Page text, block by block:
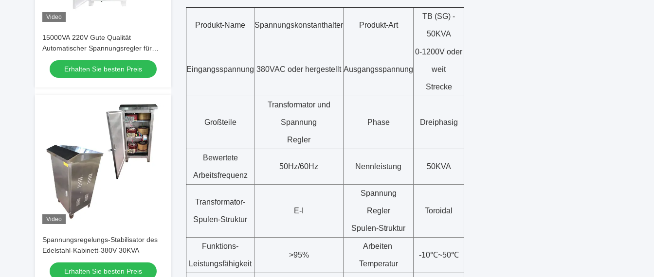
Video
15000VA 220V Gute Qualität
Automatischer Spannungsregler für
Einphasenelektrische Geräte
Erhalten Sie besten Preis
Video
Spannungsregelungs-Stabilisator des
Edelstahl-Kabinett-380V 30KVA
Erhalten Sie besten Preis
Produkt-Name Spannungskonstanthalter Produkt-Art
TB (SG) -
50KVA
Eingangsspannung 380VAC oder hergestellt Ausgangsspannung
0-1200V oder
weit
Strecke
Großteile
Transformator und
Spannung
Regler
Phase Dreiphasig
Bewertete
Arbeitsfrequenz
50Hz/60Hz Nennleistung 50KVA
Transformator-
Spulen-Struktur
E-I
Spannung
Regler
Spulen-Struktur
Toroidal
Funktions-
Leistungsfähigkeit
>95%
Arbeiten
Temperatur
-10℃~50℃